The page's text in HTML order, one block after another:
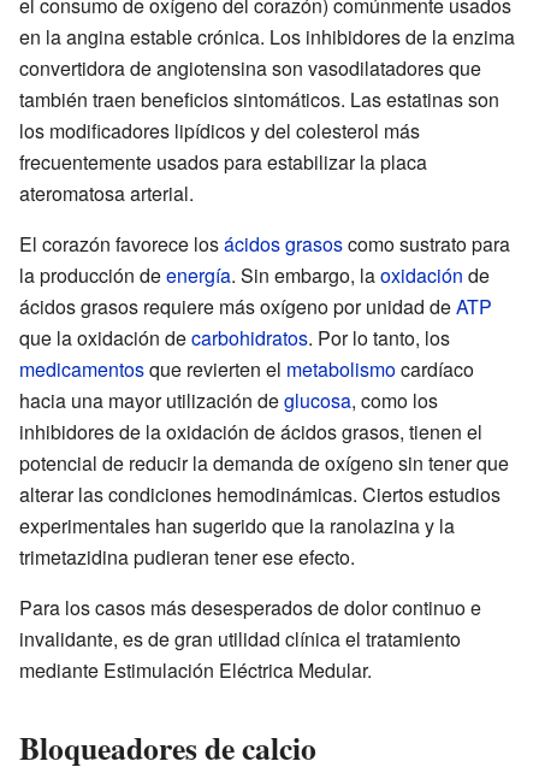
en la angina estable crónica. Los inhibidores de la enzima
convertidora de angiotensina son vasodilatadores que
también traen beneficios sintomáticos. Las estatinas son
los modificadores lipídicos y del colesterol más
frecuentemente usados para estabilizar la placa
ateromatosa arterial.
El corazón favorece losácidos grasoscomo sustrato para
la producción deenergía. Sin embargo, laoxidación de
ácidos grasos requiere más oxígeno por unidad deATP
que la oxidación decarbohidratos. Por lo tanto, los
medicamentosque revierten el metabolismocardíaco
hacia una mayor utilización deglucosa, como los
inhibidores de la oxidación de ácidos grasos, tienen el
potencial de reducir la demanda de oxígeno sin tener que
alterar las condiciones hemodinámicas. Ciertos estudios
experimentales han sugerido que la ranolazina y la
trimetazidina pudieran tener ese efecto.
Para los casos más desesperados de dolor continuo e
invalidante, es de gran utilidad clínica el tratamiento
mediante Estimulación Eléctrica Medular.
Bloqueadores de calcio